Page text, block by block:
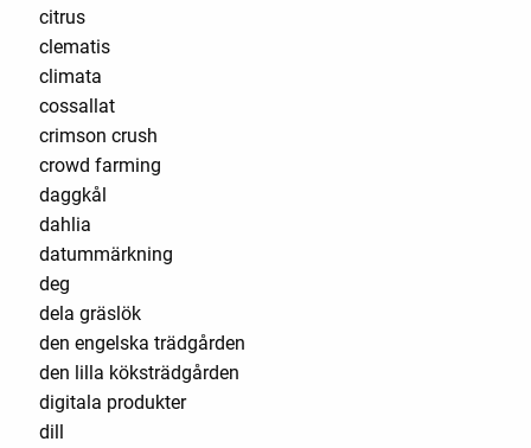
citrus
clematis
climata
cossallat
crimson crush
crowd farming
daggkål
dahlia
datummärkning
deg
dela gräslök
den engelska trädgården
den lilla köksträdgården
digitala produkter
dill